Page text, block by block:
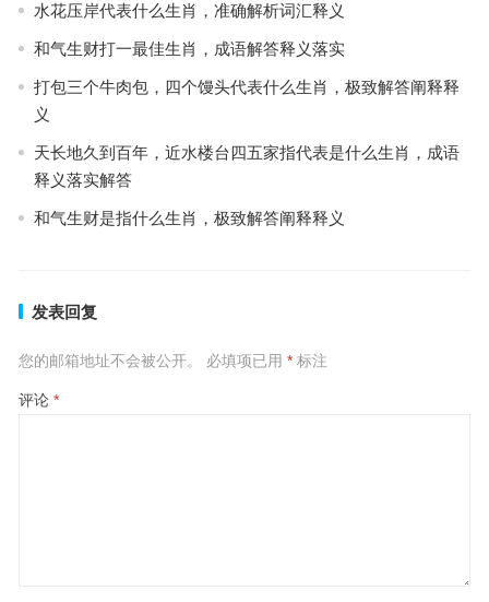
水花压岸代表什么生肖，准确解析词汇释义
和气生财打一最佳生肖，成语解答释义落实
打包三个牛肉包，四个馒头代表什么生肖，极致解答阐释释
义
天长地久到百年，近水楼台四五家指代表是什么生肖，成语
释义落实解答
和气生财是指什么生肖，极致解答阐释释义
发表回复
您的邮箱地址不会被公开。 必填项已用 *标注
评论 *